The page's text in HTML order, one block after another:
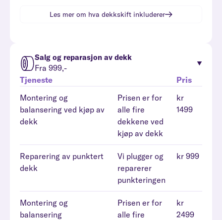
Les mer om hva dekkskift inkluderer
Salg og reparasjon av dekk
Fra 999,-
Tjeneste
Pris
Montering og
balansering ved kjøp av
dekk
Prisen er for
alle fire
dekkene ved
kjøp av dekk
kr
1499
Reparering av punktert
dekk
Vi plugger og
reparerer
punkteringen
kr 999
Montering og
balansering
Prisen er for
alle fire
kr
2499